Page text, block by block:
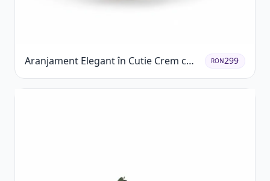
Aranjament Elegant în Cutie Crem cu
Crizanteme și Trandafiri
RON299